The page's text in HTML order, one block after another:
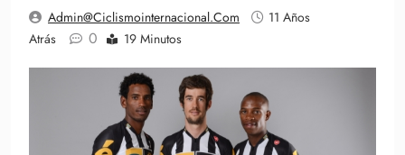
Admin@ciclismointernacional.com
11 Años
Atrás
0 19 Minutos